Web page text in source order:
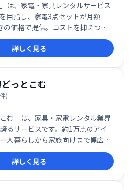
は、家電・家具レンタルサービス
目指し、家電3点セットが月額
の価格で提供。コストを抑えつ
要なアイテムを揃えられます。
用実績があり、信頼性も抜群で
たい方、手軽に生活を始めたい方
詳しく見る
っとこむ
)
こむ」は、家具・家電レンタル業界
るサービスです。約1万点のアイ
人暮らしから家族向けまで幅広い
。特に、中古家電4点セット2年間
円と、業界トップクラスのコス
実現。手軽に、そして経済的に家
できます。
詳しく見る